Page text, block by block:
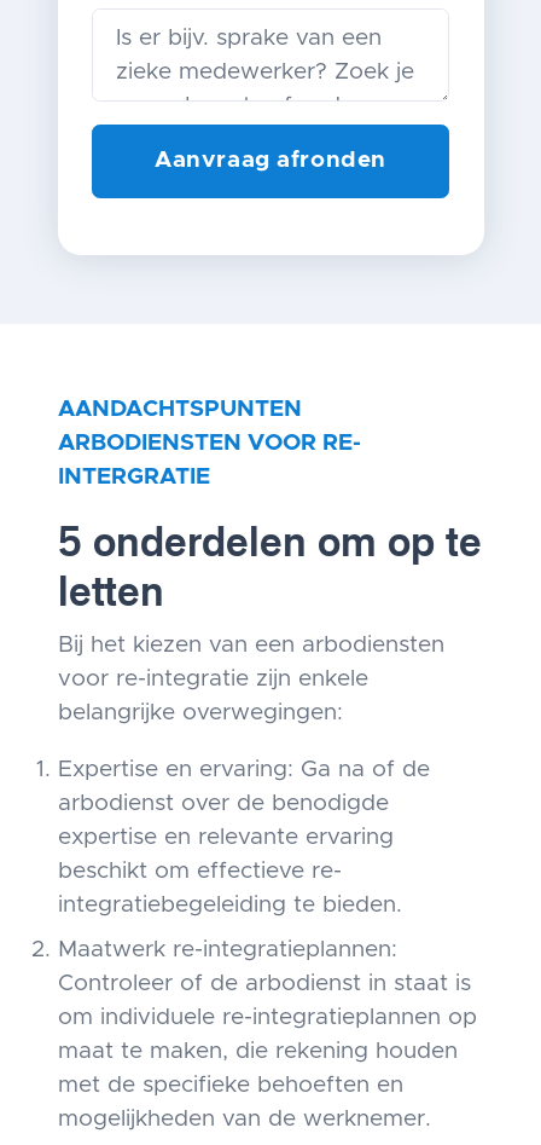
AANDACHTSPUNTEN
ARBODIENSTEN VOOR RE-
INTERGRATIE
5 onderdelen om op te
letten
Bij het kiezen van een arbodiensten
voor re-integratie zijn enkele
belangrijke overwegingen:
Expertise en ervaring: Ga na of de
arbodienst over de benodigde
expertise en relevante ervaring
beschikt om effectieve re-
integratiebegeleiding te bieden.
Maatwerk re-integratieplannen:
Controleer of de arbodienst in staat is
om individuele re-integratieplannen op
maat te maken, die rekening houden
met de specifieke behoeften en
mogelijkheden van de werknemer.